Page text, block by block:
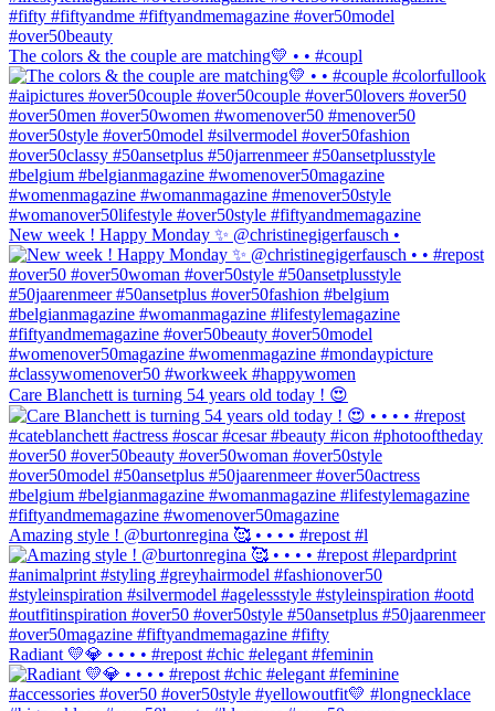
The colors & the couple are matching💛 • • #coupl
New week ! Happy Monday ✨ @christinegigerfausch •
Care Blanchett is turning 54 years old today ! 😍
Amazing style ! @burtonregina 🥰 • • • • #repost #l
Radiant 💛💎 • • • • #repost #chic #elegant #feminin